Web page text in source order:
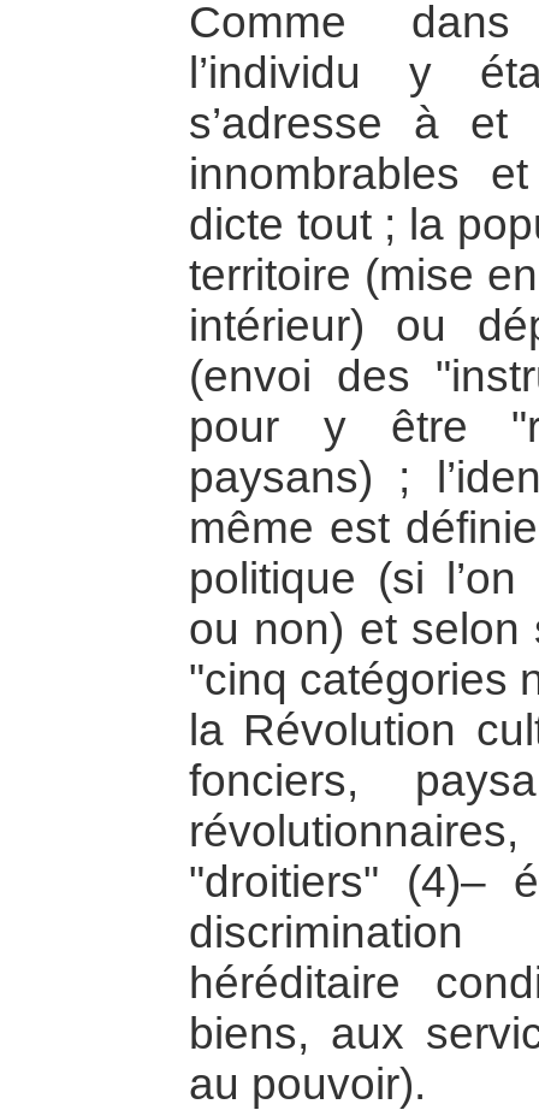
Comme
l’individu y
s’adresse à et
innombrables
dicte tout ; la
territoire (mise
intérieur) ou
(envoi des
pour y être
paysans) ;
même est
politique (si
ou non) et selon
"cinq catégories
la Révolution
fonciers,
"droitiers" (4)–
héréditaire
biens, aux
au pouvoir).